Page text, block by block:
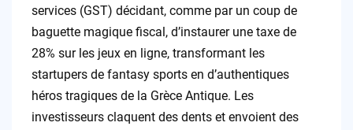
services (GST) décidant, comme par un coup de
baguette magique fiscal, d’instaurer une taxe de
28% sur les jeux en ligne, transformant les
startupers de fantasy sports en d’authentiques
héros tragiques de la Grèce Antique. Les
investisseurs claquent des dents et envoient des